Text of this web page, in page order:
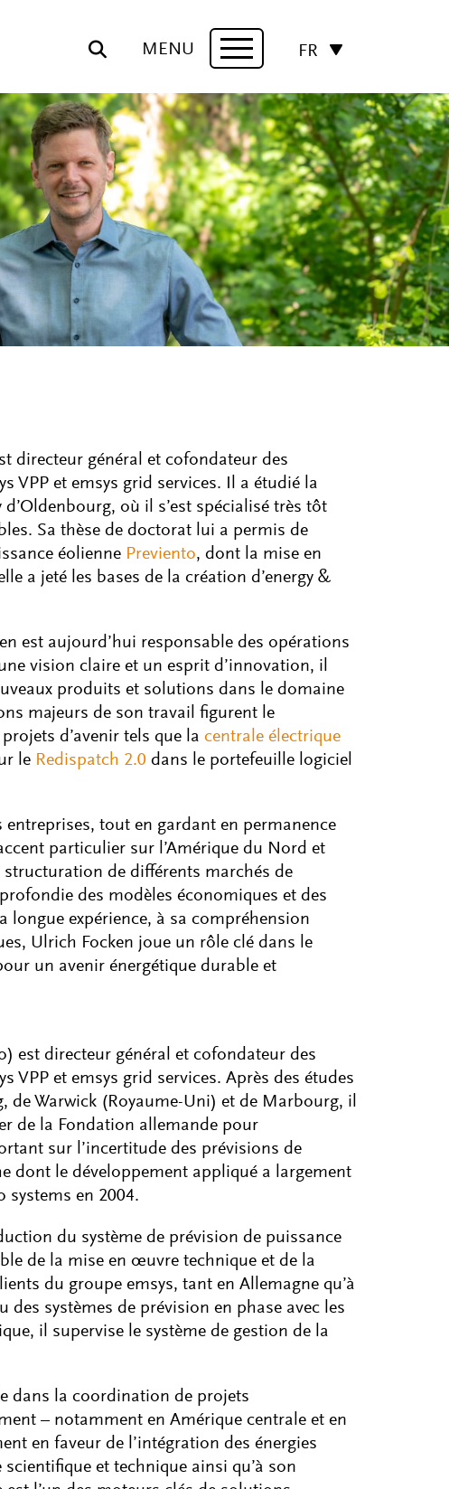
MENU
Navigation
FR
directeur général et cofondateur des
VPP et emsys grid services. Il a étudié la
où il s’est spécialisé très tôt
Sa thèse de doctorat lui a permis de
éolienne Previento, dont la mise en
a jeté les bases de la création d’energy &
est aujourd’hui responsable des opérations
vision claire et un esprit d’innovation, il
produits et solutions dans le domaine
majeurs de son travail figurent le
d’avenir tels que la centrale électrique
le Redispatch 2.0 dans le portefeuille logiciel
tout en gardant en permanence
particulier sur l’Amérique du Nord et
structuration de différents marchés de
des modèles économiques et des
longue expérience, à sa compréhension
Ulrich Focken joue un rôle clé dans le
un avenir énergétique durable et
est directeur général et cofondateur des
VPP et emsys grid services. Après des études
de Warwick (Royaume-Uni) et de Marbourg, il
de la Fondation allemande pour
sur l’incertitude des prévisions de
dont le développement appliqué a largement
systems en 2004.
du système de prévision de puissance
de la mise en œuvre technique et de la
du groupe emsys, tant en Allemagne qu’à
des systèmes de prévision en phase avec les
il supervise le système de gestion de la
dans la coordination de projets
– notamment en Amérique centrale et en
en faveur de l’intégration des énergies
et technique ainsi qu’à son